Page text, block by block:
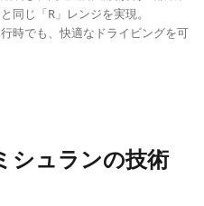
同じ「R」レンジを実現。
時でも、快適なドライビングを可
シュランの技術